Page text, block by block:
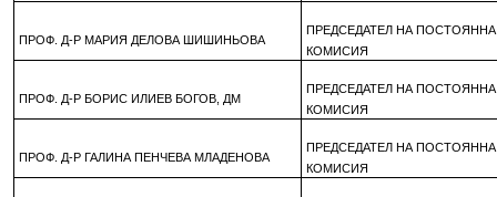
ПРОФ. Д-Р МАРИЯ ДЕЛОВА ШИШИНЬОВА
ПРЕДСЕДАТЕЛ НА ПОСТОЯННА
КОМИСИЯ
ПРОФ. Д-Р БОРИС ИЛИЕВ БОГОВ, ДМ
ПРЕДСЕДАТЕЛ НА ПОСТОЯННА
КОМИСИЯ
ПРОФ. Д-Р ГАЛИНА ПЕНЧЕВА МЛАДЕНОВА
ПРЕДСЕДАТЕЛ НА ПОСТОЯННА
КОМИСИЯ